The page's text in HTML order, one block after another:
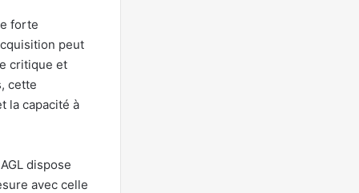
forte
peut
critique et
cette
la capacité à
dispose
avec celle